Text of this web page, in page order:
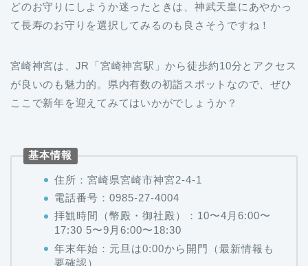
どのお守りにしようか迷ったときは、神武天皇にあやかっ
て長寿のお守りを選択してみるのも良さそうですね！
宮崎神宮は、JR「宮崎神宮駅」から徒歩約10分とアクセス
が良いのも魅力的。県内有数の初詣スポットなので、ぜひ
ここで新年を迎えてみてはいかがでしょうか？
基本情報
住所：宮崎県宮崎市神宮2-4-1
電話番号：0985-27-4004
拝観時間（幣殿・御社殿）：10〜4月6:00〜
17:30 5〜9月6:00〜18:30
年末年始：元旦は0:00から開門（最新情報も
要確認）